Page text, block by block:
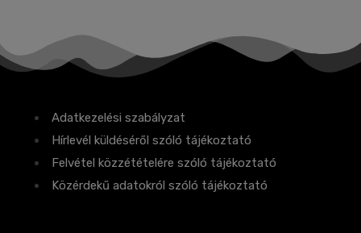
Adatkezelési szabályzat
Hírlevél küldéséről szóló tájékoztató
Felvétel közzétételére szóló tájékoztató
Közérdekű adatokról szóló tájékoztató